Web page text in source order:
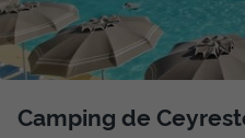
Camping de